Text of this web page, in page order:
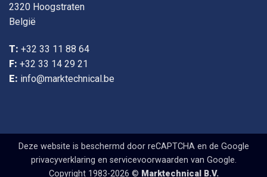
2320 Hoogstraten
België
T: +32 33 11 88 64
F: +32 33 14 29 21
E: info@marktechnical.be
Deze website is beschermd door reCAPTCHA en de Google
privacyverklaring en servicevoorwaarden van Google.
Copyright 1983-2026 © Marktechnical B.V.